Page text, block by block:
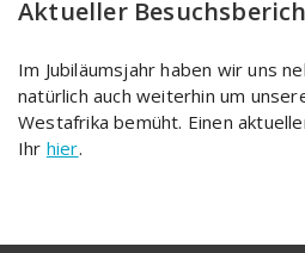
Aktueller
Im Jubiläumsjahr haben wir uns
natürlich auch weiterhin um
Westafrika bemüht. Einen
Ihr hier.